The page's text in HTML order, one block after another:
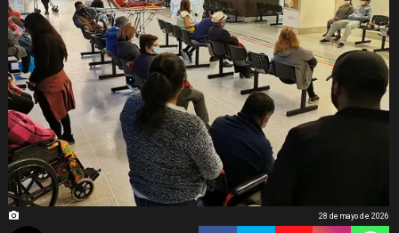
28 de mayo de 2026